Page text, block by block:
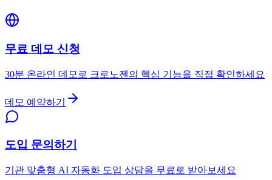
무료 데모 신청
30분 온라인 데모로 크로노젠의 핵심 기능을 직접 확인하세요
데모 예약하기
도입 문의하기
기관 맞춤형 AI 자동화 도입 상담을 무료로 받아보세요